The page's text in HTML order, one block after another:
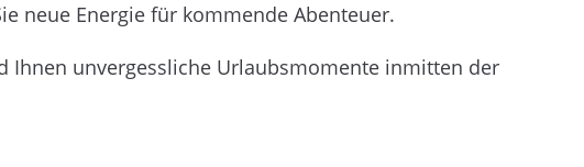
neue Energie für kommende Abenteuer.
Ihnen unvergessliche Urlaubsmomente inmitten der